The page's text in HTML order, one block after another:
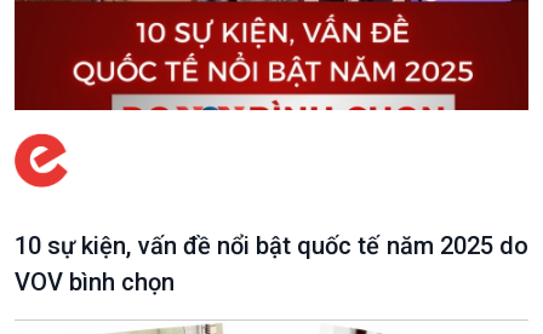
10 sự kiện, vấn đề nổi bật quốc tế năm 2025 do
VOV bình chọn